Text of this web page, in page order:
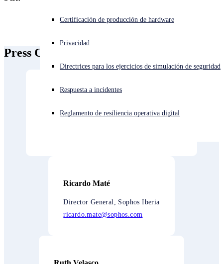
¿Está sufriendo un ciberataque? Obtenga ayuda ahora mismo
Open search
Open language switcher
Certificación de producción de hardware
Privacidad
Directrices para los ejercicios de simulación de seguridad
Respuesta a incidentes
Reglamento de resiliencia operativa digital
Premios y críticas
Press Contacts
Directora de Marketing, Sophos Latin America
Ricardo Maté
Director General, Sophos Iberia
ricardo.mate@sophos.com